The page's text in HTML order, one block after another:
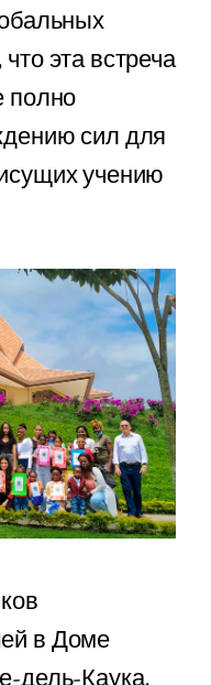
эта встреча
полно
сил для
учению
в Доме